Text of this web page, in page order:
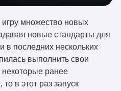
игру множество новых
новые стандарты для
в последних нескольких
выполнить свои
ранее
в этот раз запуск